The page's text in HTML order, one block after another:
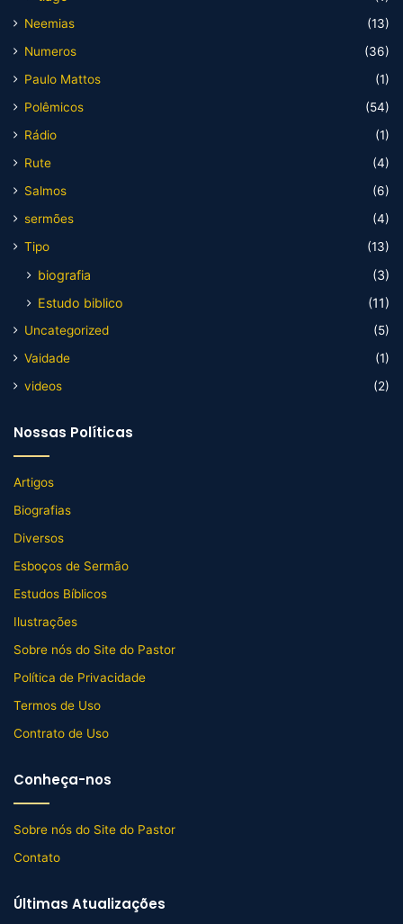
Neemias
(13)
Numeros
(36)
Paulo Mattos
(1)
Polêmicos
(54)
Rádio
(1)
Rute
(4)
Salmos
(6)
sermões
(4)
Tipo
(13)
biografia
(3)
Estudo biblico
(11)
Uncategorized
(5)
Vaidade
(1)
videos
(2)
Nossas Políticas
Artigos
Biografias
Diversos
Esboços de Sermão
Estudos Bíblicos
Ilustrações
Sobre nós do Site do Pastor
Política de Privacidade
Termos de Uso
Contrato de Uso
Conheça-nos
Sobre nós do Site do Pastor
Contato
Últimas Atualizações